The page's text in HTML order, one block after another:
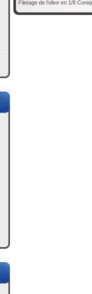
Filetage de l'olive en 1/8